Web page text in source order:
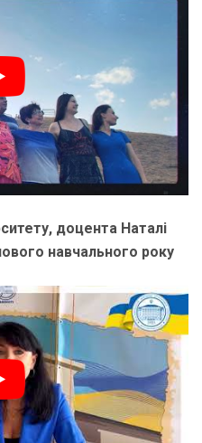
доцента Наталі
навчального року